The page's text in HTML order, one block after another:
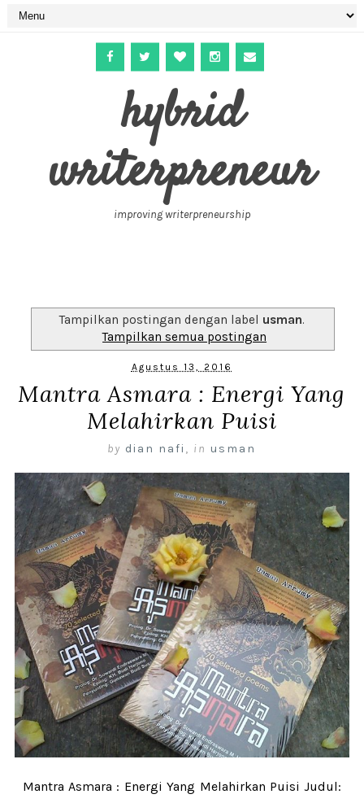
hybrid
writerpreneur
improving writerpreneurship
Tampilkan postingan dengan label usman.
Tampilkan semua postingan
Agustus 13, 2016
Mantra Asmara : Energi Yang
Melahirkan Puisi
by dian nafi , in usman
Mantra Asmara : Energi Yang Melahirkan Puisi Judul: